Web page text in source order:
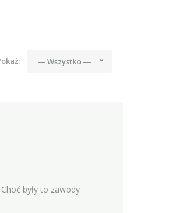
— Wszystko —
były to zawody